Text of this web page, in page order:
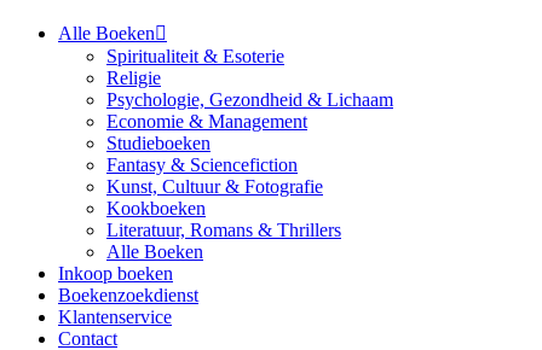
Alle Boeken
Spiritualiteit & Esoterie
Religie
Psychologie, Gezondheid & Lichaam
Economie & Management
Studieboeken
Fantasy & Sciencefiction
Kunst, Cultuur & Fotografie
Kookboeken
Literatuur, Romans & Thrillers
Alle Boeken
Inkoop boeken
Boekenzoekdienst
Klantenservice
Contact